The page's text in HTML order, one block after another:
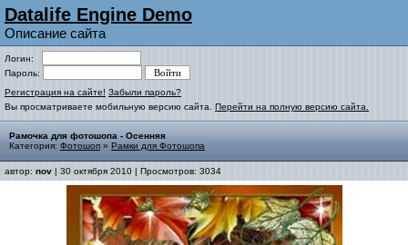
Datalife Engine Demo
Описание сайта
Логин:
Пароль:
Регистрация на сайте! Забыли пароль?
Вы просматриваете мобильную версию сайта. Перейти на полную версию сайта.
Рамочка для фотошопа - Осенняя
Категория: Фотошоп » Рамки для Фотошопа
автор: nov | 30 октября 2010 | Просмотров: 3034